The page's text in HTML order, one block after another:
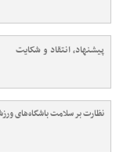
پیشنهاد، انتقاد و شکایت
نظارت بر سلامت باشگاه‌های